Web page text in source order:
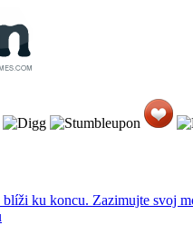
blíži ku koncu. Zazimujte svoj